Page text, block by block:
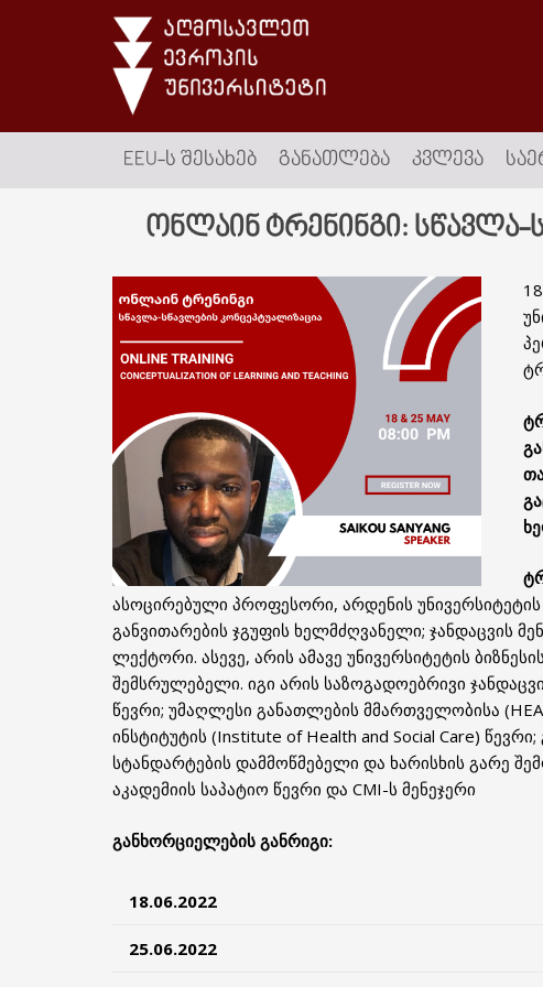
EEU-Ს ᲨᲔᲡᲐᲮᲔᲑ ᲒᲐᲜᲐᲗᲚᲔᲑᲐ ᲙᲕᲚᲔᲕᲐ
ონლაინ ტრენინგი: სწავლა-
ასოცირებული პროფესორი, არდენის
განვითარების ჯგუფის ხელმძღვანელი; ჯანდაცვის
ლექტორი. ასევე, არის ამავე უნივერსიტეტის
შემსრულებელი. იგი არის საზოგადოებრივი
წევრი; უმაღლესი განათლების მმართველობისა
ინსტიტუტის (Institute of Health and Social Care)
სტანდარტების დამმოწმებელი და ხარისხის გარე
აკადემიის საპატიო წევრი და CMI-ს მენეჯერი
განხორციელების განრიგი:
18.06.2022
25.06.2022